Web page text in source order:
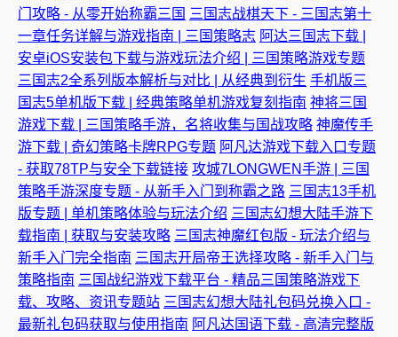
门攻略 - 从零开始称霸三国 三国志战棋天下 - 三国志第十
一章任务详解与游戏指南 | 三国策略志 阿达三国志下载 |
安卓iOS安装包下载与游戏玩法介绍 | 三国策略游戏专题
三国志2全系列版本解析与对比 | 从经典到衍生 手机版三
国志5单机版下载 | 经典策略单机游戏复刻指南 神将三国
游戏下载 | 三国策略手游，名将收集与国战攻略 神魔传手
游下载 | 奇幻策略卡牌RPG专题 阿凡达游戏下载入口专题
- 获取78TP与安全下载链接 攻城7LONGWEN手游 | 三国
策略手游深度专题 - 从新手入门到称霸之路 三国志13手机
版专题 | 单机策略体验与玩法介绍 三国志幻想大陆手游下
载指南 | 获取与安装攻略 三国志神魔红包版 - 玩法介绍与
新手入门完全指南 三国志开局帝王选择攻略 - 新手入门与
策略指南 三国战纪游戏下载平台 - 精品三国策略游戏下
载、攻略、资讯专题站 三国志幻想大陆礼包码兑换入口 -
最新礼包码获取与使用指南 阿凡达国语下载 - 高清完整版